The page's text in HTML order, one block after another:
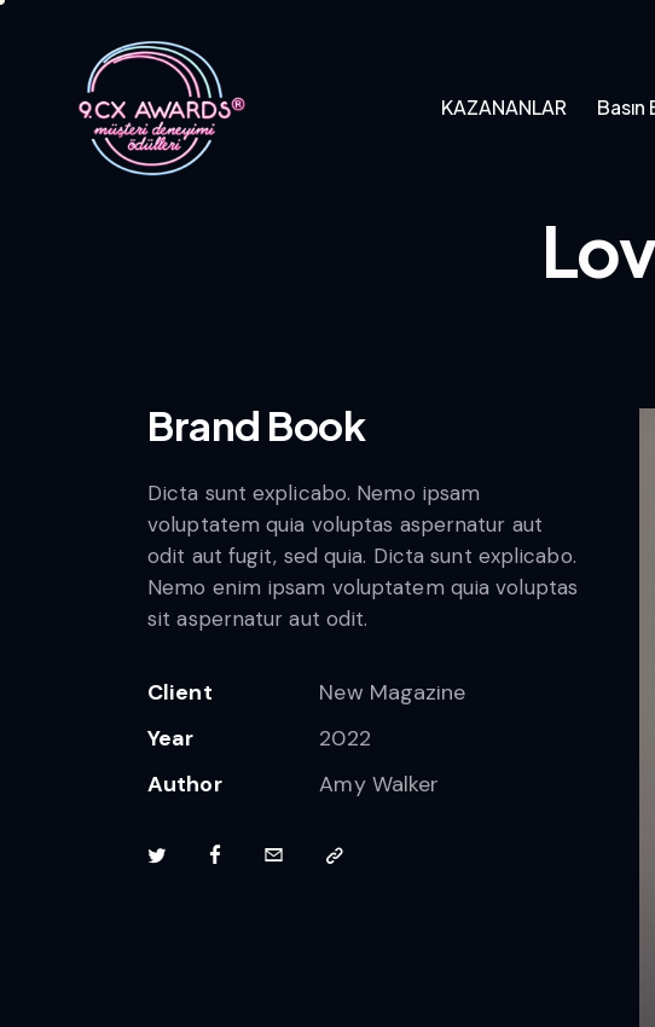
KAZANANLAR
Brand Book
Dicta sunt explicabo. Nemo ipsam
voluptatem quia voluptas aspernatur aut
odit aut fugit, sed quia. Dicta sunt explicabo.
Nemo enim ipsam voluptatem quia voluptas
sit aspernatur aut odit.
Client
New Magazine
Year
2022
Author
Amy Walker